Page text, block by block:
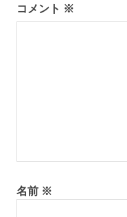
シ
コメント ※
名前 ※